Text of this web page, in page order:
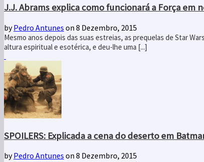
J.J. Abrams explica como funcionará a Força em
byPedro Antunes on 8 Dezembro, 2015
Mesmo anos depois das suas estreias, as prequelas de Star
altura espiritual e esotérica, e deu-lhe uma [...]
SPOILERS: Explicada a cena do deserto em
byPedro Antunes on 8 Dezembro, 2015